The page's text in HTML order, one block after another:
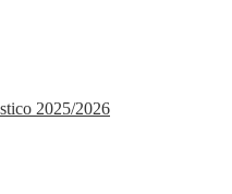
2025/2026